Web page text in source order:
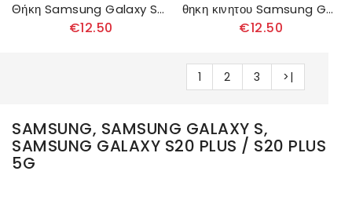
Θήκη Samsung Galaxy S20 Plus / S20 Plus 5G Φθορίζοντα Αμυγδαλωτά
€12.50
θηκη κινητου Samsung Galaxy S20 Plus / S20 Plus 5G Αγαπούν Τα Ντόνατς
€12.50
1 2 3 >|
SAMSUNG, SAMSUNG GALAXY S,
SAMSUNG GALAXY S20 PLUS / S20 PLUS
5G